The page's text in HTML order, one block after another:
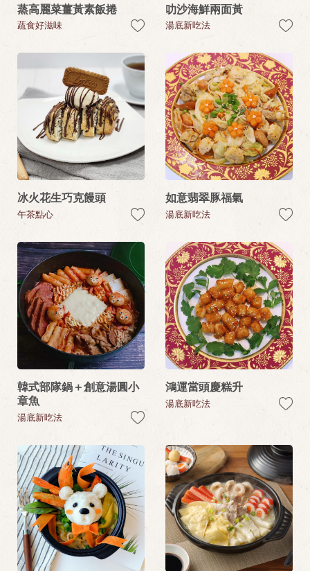
蒸高麗菜薑黃素飯捲
蔬食好滋味
叻沙海鮮兩面黃
湯底新吃法
冰火花生巧克饅頭
午茶點心
如意翡翠豚福氣
湯底新吃法
韓式部隊鍋＋創意湯圓小
章魚
湯底新吃法
鴻運當頭慶糕升
湯底新吃法